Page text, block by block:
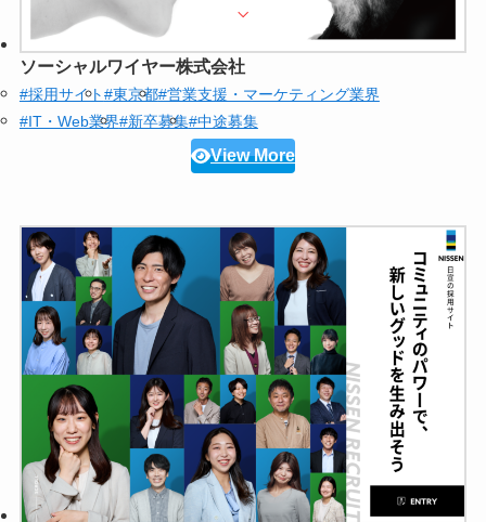
ソーシャルワイヤー株式会社
#採用サイト#東京都#営業支援・マーケティング業界
#IT・Web業界#新卒募集#中途募集
View More